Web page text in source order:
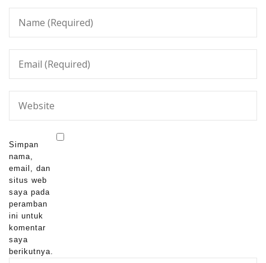
Simpan
nama,
email, dan
situs web
saya pada
peramban
ini untuk
komentar
saya
berikutnya.